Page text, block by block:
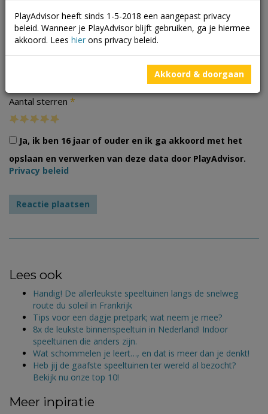
Aantal sterren *
Ja, ik ben 16 jaar of ouder en ik ga akkoord met het
opslaan en verwerken van deze data door PlayAdvisor.
Privacy beleid
Lees ook
Handig! De allerleukste speeltuinen langs de snelweg
route du soleil in Frankrijk
Tips voor een dagje pretpark; wat neem je mee?
8x de leukste binnenspeeltuin in Nederland! Indoor
speeltuinen die anders zijn.
Wat schommelen je leert…, en dat is meer dan je denkt!
Heb jij de gaafste speeltuinen ter wereld al bezocht?
Bekijk nu onze top 10!
Meer inpiratie
PlayAdvisor heeft sinds 1-5-2018 een aangepast privacy
beleid. Wanneer je PlayAdvisor blijft gebruiken, ga je hiermee
akkoord. Lees hier ons privacy beleid.
Akkoord & doorgaan